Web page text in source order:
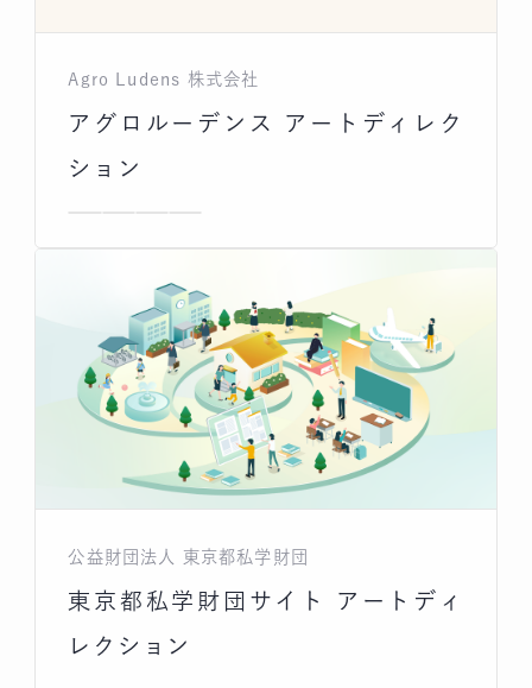
Agro Ludens 株式会社
アグロルーデンス アートディレク
ション
公益財団法人 東京都私学財団
東京都私学財団サイト アートディ
レクション